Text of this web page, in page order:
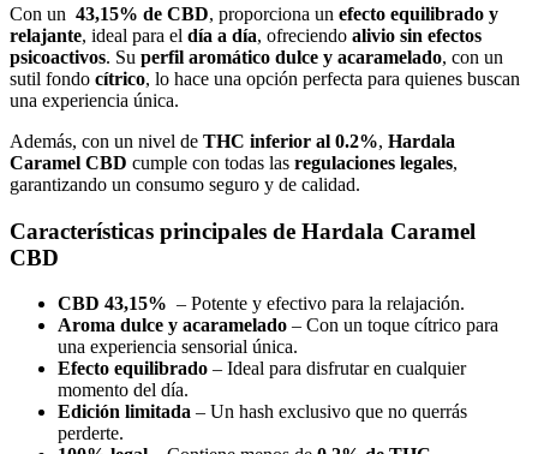
Con un 43,15% de CBD, proporciona un efecto equilibrado y
relajante, ideal para el día a día, ofreciendo alivio sin efectos
psicoactivos. Su perfil aromático dulce y acaramelado, con un
sutil fondo cítrico, lo hace una opción perfecta para quienes buscan
una experiencia única.
Además, con un nivel de THC inferior al 0.2%, Hardala
Caramel CBD cumple con todas las regulaciones legales,
garantizando un consumo seguro y de calidad.
Características principales de Hardala Caramel
CBD
CBD 43,15% – Potente y efectivo para la relajación.
Aroma dulce y acaramelado – Con un toque cítrico para
una experiencia sensorial única.
Efecto equilibrado – Ideal para disfrutar en cualquier
momento del día.
Edición limitada – Un hash exclusivo que no querrás
perderte.